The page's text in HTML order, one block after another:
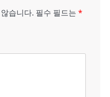
습니다. 필수 필드는 *